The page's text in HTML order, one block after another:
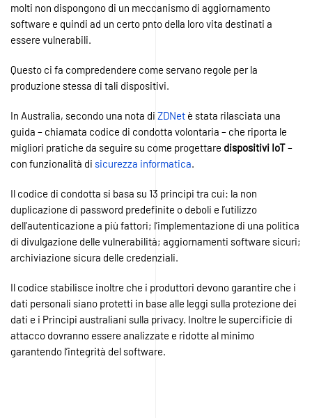
molti non dispongono di un meccanismo di aggiornamento
software e quindi ad un certo pnto della loro vita destinati a
essere vulnerabili.
Questo ci fa compredendere come servano regole per la
produzione stessa di tali dispositivi.
In Australia, secondo una nota di ZDNet è stata rilasciata una
guida – chiamata codice di condotta volontaria – che riporta le
migliori pratiche da seguire su come progettare dispositivi IoT–
con funzionalità di sicurezza informatica
Il codice di condotta si basa su 13 principi tra cui: la non
duplicazione di password predefinite o deboli e l’utilizzo
dell’autenticazione a più fattori; l’implementazione di una politica
di divulgazione delle vulnerabilità; aggiornamenti software sicuri;
archiviazione sicura delle credenziali.
Il codice stabilisce inoltre che i produttori devono garantire che i
dati personali siano protetti in base alle leggi sulla protezione dei
dati e i Principi australiani sulla privacy. Inoltre le supercificie di
attacco dovranno essere analizzate e ridotte al minimo
garantendo l’integrità del software.